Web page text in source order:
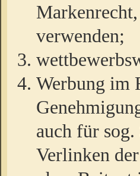
verwenden;
Werbung im
auch für
Verlinken